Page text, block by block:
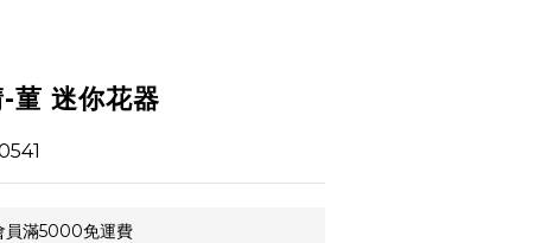
菫 迷你花器
員滿5000免運費